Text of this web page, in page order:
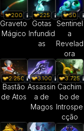
200
Graveto
Mágico
225
Gotas
Infundid
as
50
Sentinel
a
Revelad
ora
2.250
Bastão
de Atos
3.100
Assassin
a de
Magos
3.725
Cachim
bo de
Introspe
cção